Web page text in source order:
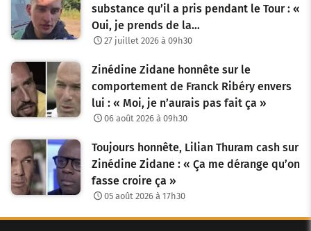
substance qu’il a pris pendant le Tour : «
Oui, je prends de la…
27 juillet 2026 à 09h30
Zinédine Zidane honnête sur le
comportement de Franck Ribéry envers
lui : « Moi, je n’aurais pas fait ça »
06 août 2026 à 09h30
Toujours honnête, Lilian Thuram cash sur
Zinédine Zidane : « Ça me dérange qu’on
fasse croire ça »
05 août 2026 à 17h30